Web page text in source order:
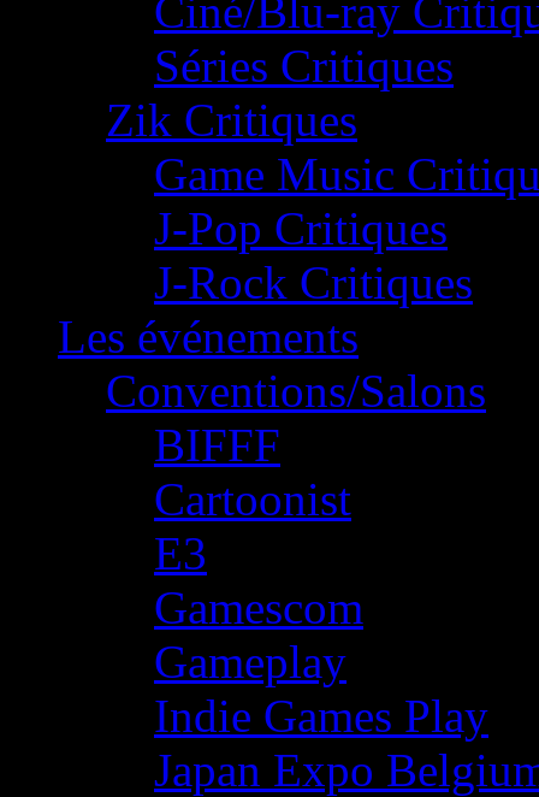
Ciné/Blu-ray
Séries Critiques
Zik Critiques
Game Music
J-Pop Critiques
J-Rock Critiques
Les événements
Conventions/Salons
BIFFF
Cartoonist
E3
Gamescom
Gameplay
Indie Games Play
Japan Expo